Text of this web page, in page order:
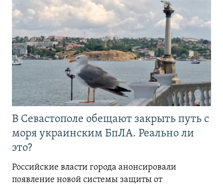
В Севастополе обещают закрыть путь с
моря украинским БпЛА. Реально ли
это?
Российские власти города анонсировали
появление новой системы защиты от